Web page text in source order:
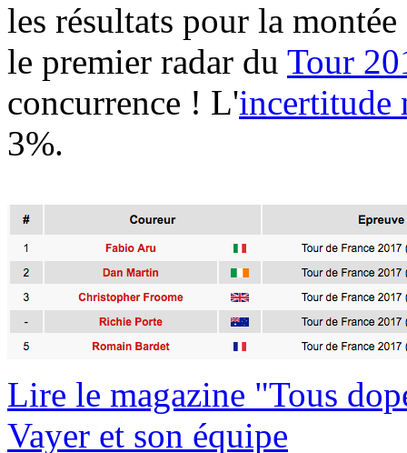
les résultats pour la
le premier radar du Tour
concurrence ! L'incertitude
3%.
Lire le magazine "Tous
Vayer et son équipe